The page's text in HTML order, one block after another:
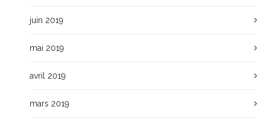
juin 2019
mai 2019
avril 2019
mars 2019